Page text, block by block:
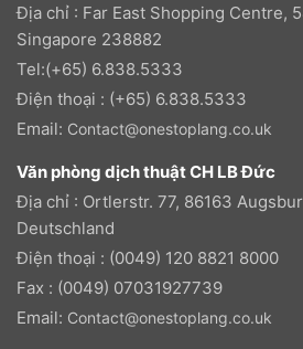
Địa chỉ : Far East Shopping Centre,
Singapore 238882
Tel:(+65) 6.838.5333
Điện thoại : (+65) 6.838.5333
Email: Contact@onestoplang.co.uk
Văn phòng dịch thuật CH LB Đức
Địa chỉ : Ortlerstr. 77, 86163
Deutschland
Điện thoại : (0049) 120 8821 8000
Fax : (0049) 07031927739
Email: Contact@onestoplang.co.uk